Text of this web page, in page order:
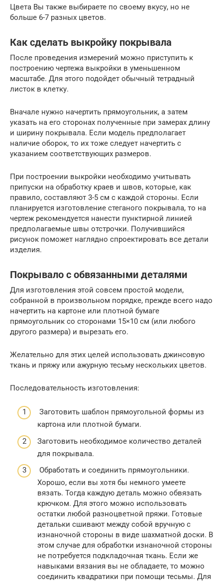
Цвета Вы также выбираете по своему вкусу, но не
больше 6-7 разных цветов.
Как сделать выкройку покрывала
После проведения измерений можно приступить к
построению чертежа выкройки в уменьшенном
масштабе. Для этого подойдет обычный тетрадный
листок в клетку.
Вначале нужно начертить прямоугольник, а затем
указать на его сторонах полученные при замерах длину
и ширину покрывала. Если модель предполагает
наличие оборок, то их тоже следует начертить с
указанием соответствующих размеров.
При построении выкройки необходимо учитывать
припуски на обработку краев и швов, которые, как
правило, составляют 3-5 см с каждой стороны. Если
планируется изготовление стеганого покрывала, то на
чертеж рекомендуется нанести пунктирной линией
предполагаемые швы отстрочки. Получившийся
рисунок поможет наглядно спроектировать все детали
изделия.
Покрывало с обвязанными деталями
Для изготовления этой совсем простой модели,
собранной в произвольном порядке, прежде всего надо
начертить на картоне или плотной бумаге
прямоугольник со сторонами 15×10 см (или любого
другого размера) и вырезать его.
Желательно для этих целей использовать джинсовую
ткань и пряжу или ажурную тесьму нескольких цветов.
Последовательность изготовления:
Заготовить шаблон прямоугольной формы из
картона или плотной бумаги.
Заготовить необходимое количество деталей
для покрывала.
Обработать и соединить прямоугольники.
Хорошо, если вы хотя бы немного умеете
вязать. Тогда каждую деталь можно обвязать
крючком. Для этого можно использовать
остатки любой разноцветной пряжи. Готовые
детальки сшивают между собой вручную с
изнаночной стороны в виде шахматной доски. В
этом случае для обработки изнаночной стороны
не потребуется подкладочная ткань. Если же
навыками вязания вы не обладаете, то можно
соединить квадратики при помощи тесьмы. Для